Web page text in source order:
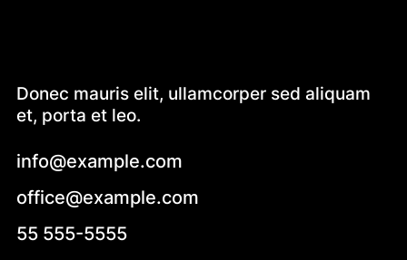
Donec mauris elit, ullamcorper sed aliquam
et, porta et leo.
info@example.com
office@example.com
55 555-5555